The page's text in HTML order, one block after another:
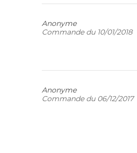
Anonyme
Commande du 10/01/2018
Anonyme
Commande du 06/12/2017